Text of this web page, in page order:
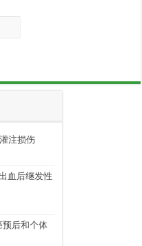
注损伤
血后继发性
预后和个体